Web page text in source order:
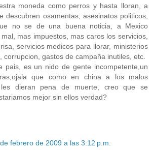
moneda como perros y hasta lloran, a
descubren osamentas, asesinatos politicos,
no se de una buena noticia, a Mexico
mas impuestos, mas caros los servicios,
servicios medicos para llorar, ministerios
corrupcion, gastos de campaña inutiles, etc.
pais, es un nido de gente incompetente,un
que como en china a los malos
les dieran pena de muerte, creo que se
mejor sin ellos verdad?
febrero de 2009 a las 3:12 p.m.